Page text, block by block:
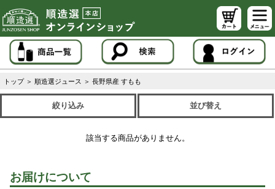
トップ ＞ 順造選ジュース ＞ 長野県産 すもも
絞り込み 並び替え
該当する商品がありません。